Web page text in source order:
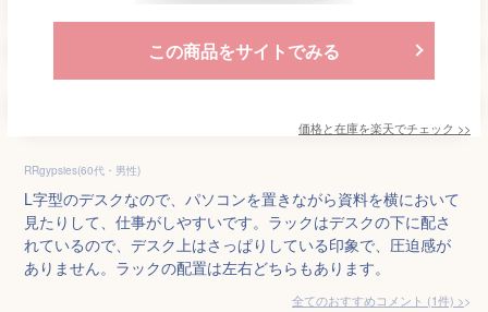
この商品をサイトでみる
価格と在庫を楽天でチェック >>
RRgypsies(60代・男性)
L字型のデスクなので、パソコンを置きながら資料を横において
見たりして、仕事がしやすいです。ラックはデスクの下に配さ
れているので、デスク上はさっぱりしている印象で、圧迫感が
ありません。ラックの配置は左右どちらもあります。
全てのおすすめコメント (1件) >